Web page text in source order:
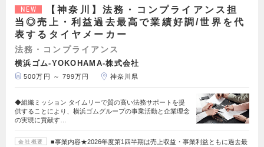
NEW
【神奈川】法務・コンプライアンス担
当◎売上・利益過去最高で業績好調/世界を代
表するタイヤメーカー
法務・コンプライアンス
横浜ゴム-YOKOHAMA-株式会社
500万円 ～ 799万円 神奈川県
◆組織ミッション タイムリーで質の高い法務サポートを提
供することにより、横浜ゴムグループの事業活動と企業理念
の実現に貢献す…
会社概要
■事業内容★2026年度第1四半期は売上収益・事業利益ともに過去最